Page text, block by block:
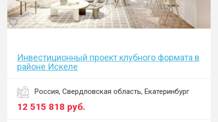
Инвестиционный проект клубного формата в
районе Искеле
Россия, Свердловская область, Екатеринбург
12 515 818 руб.